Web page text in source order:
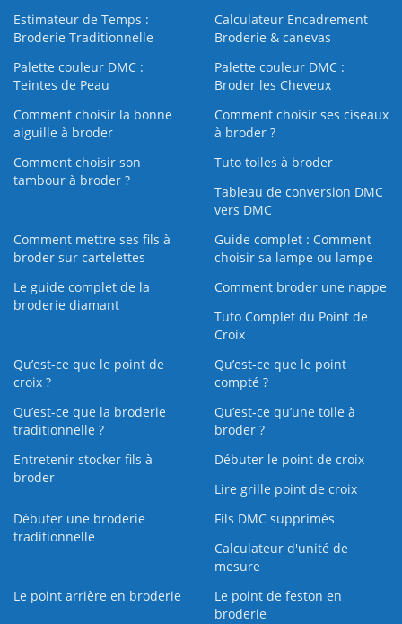
Estimateur de Temps :
Broderie Traditionnelle
Calculateur Encadrement
Broderie & canevas
Palette couleur DMC :
Teintes de Peau
Palette couleur DMC :
Broder les Cheveux
Comment choisir la bonne
aiguille à broder
Comment choisir ses ciseaux
à broder ?
Comment choisir son
tambour à broder ?
Tuto toiles à broder
Tableau de conversion DMC
vers DMC
Comment mettre ses fils à
broder sur cartelettes
Guide complet : Comment
choisir sa lampe ou lampe
Le guide complet de la
broderie diamant
Comment broder une nappe
Tuto Complet du Point de
Croix
Qu’est-ce que le point de
croix ?
Qu’est-ce que le point
compté ?
Qu’est-ce que la broderie
traditionnelle ?
Qu’est‑ce qu’une toile à
broder ?
Entretenir stocker fils à
broder
Débuter le point de croix
Lire grille point de croix
Débuter une broderie
traditionnelle
Fils DMC supprimés
Calculateur d'unité de
mesure
Le point arrière en broderie
Le point de feston en
broderie